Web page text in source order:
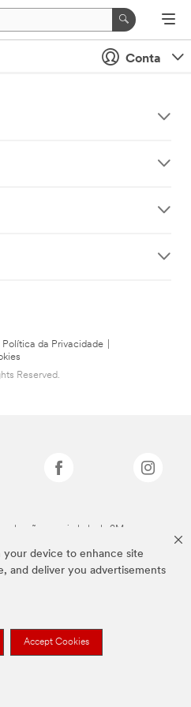
your device to enhance site
and deliver you advertisements
Accept Cookies
Conta
Política da Privacidade
Reserved.
são propriedade da 3M.